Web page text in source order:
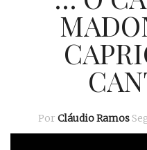
Por Cláudio Ramos